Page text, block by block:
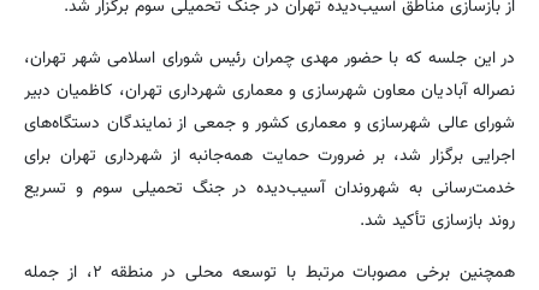
از بازسازی مناطق آسیب‌دیده تهران در جنگ تحمیلی سوم برگزار شد.
در این جلسه که با حضور مهدی چمران رئیس شورای اسلامی شهر تهران،
نصراله آبادیان معاون شهرسازی و معماری شهرداری تهران، کاظمیان دبیر
شورای عالی شهرسازی و معماری کشور و جمعی از نمایندگان دستگاه‌های
اجرایی برگزار شد، بر ضرورت حمایت همه‌جانبه از شهرداری تهران برای
خدمت‌رسانی به شهروندان آسیب‌دیده در جنگ تحمیلی سوم و تسریع
روند بازسازی تأکید شد.
همچنین برخی مصوبات مرتبط با توسعه محلی در منطقه ۲، از جمله